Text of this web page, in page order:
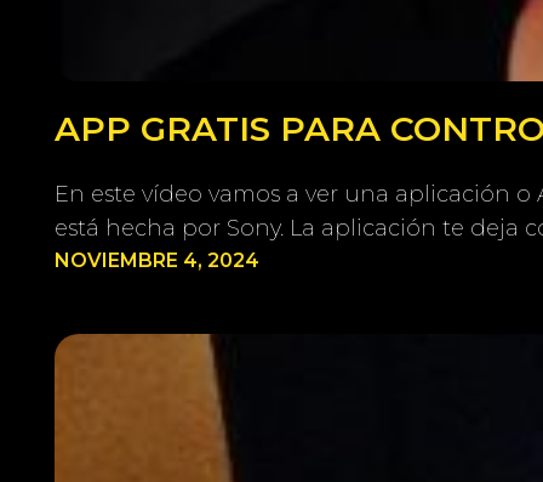
APP GRATIS PARA
En este vídeo vamos a ver una aplicación
está hecha por Sony. La aplicación te deja
NOVIEMBRE 4, 2024